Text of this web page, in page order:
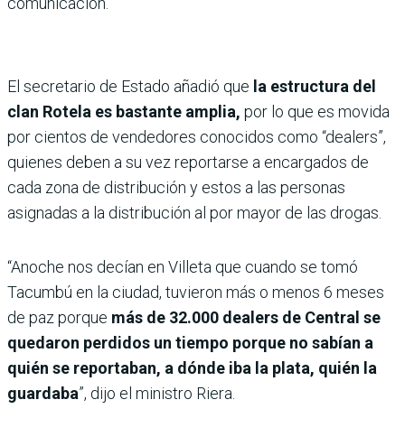
El secretario de Estado añadió que la estructura del
clan Rotela es bastante amplia, por lo que es movida
por cientos de vendedores conocidos como “dealers”,
quienes deben a su vez reportarse a encargados de
cada zona de distribución y estos a las personas
asignadas a la distribución al por mayor de las drogas.
“Anoche nos decían en Villeta que cuando se tomó
Tacumbú en la ciudad, tuvieron más o menos 6 meses
de paz porque más de 32.000 dealers de Central se
quedaron perdidos un tiempo porque no sabían a
quién se reportaban, a dónde iba la plata, quién la
guardaba”, dijo el ministro Riera.